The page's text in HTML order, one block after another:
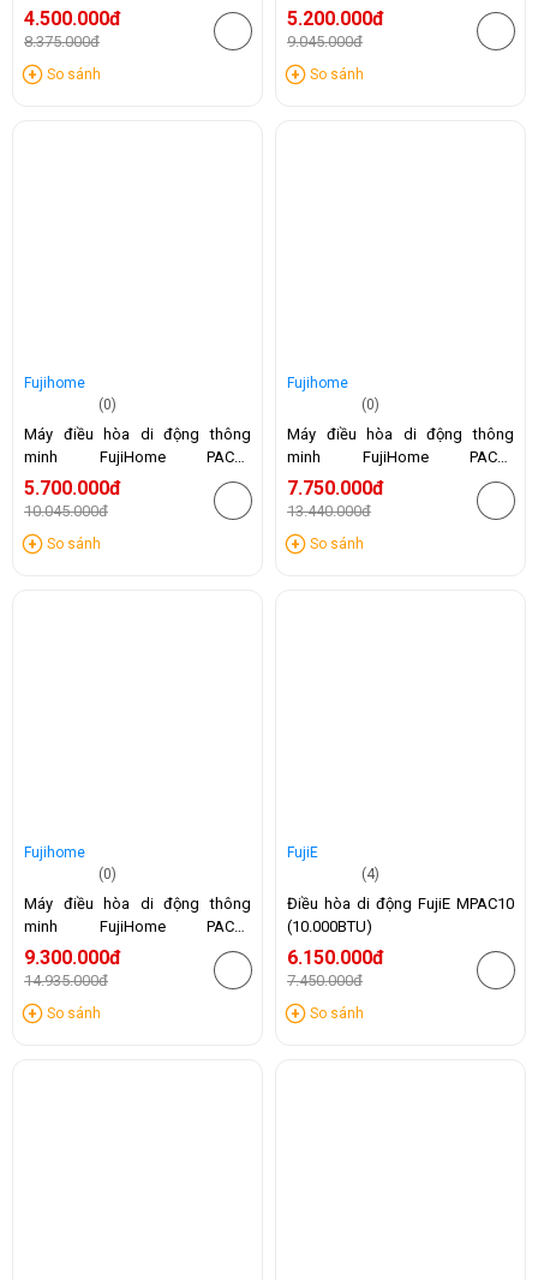
(7000BTU)
4.500.000đ
8.375.000đ
So sánh
(9000BTU)
5.200.000đ
9.045.000đ
So sánh
Fujihome
(0)
Máy điều hòa di động thông
minh FujiHome PAC10
(10.000BTU)
5.700.000đ
10.045.000đ
So sánh
Fujihome
(0)
Máy điều hòa di động thông
minh FujiHome PAC12
(12.000BTU)
7.750.000đ
13.440.000đ
So sánh
Fujihome
(0)
Máy điều hòa di động thông
minh FujiHome PAC14
(14.000BTU)
9.300.000đ
14.935.000đ
So sánh
FujiE
(4)
Điều hòa di động FujiE MPAC10
(10.000BTU)
6.150.000đ
7.450.000đ
So sánh